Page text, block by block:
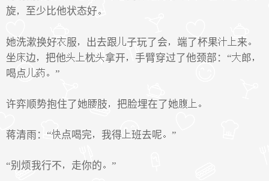
旋
至少比他状态好
她洗漱换好 服 出去跟 子玩了会 端了杯果
来
坐
边 把他 枕 拿开 手臂穿过了他颈部：“
郎
喝点
”
许弈顺势抱住了她 肢 把脸埋在了她
蒋清雨：“ 点喝完 我得 班去呢 ”
“别烦我行不 走你的 ”